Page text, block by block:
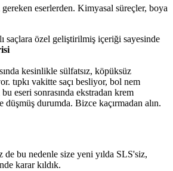
eserlerden. Kimyasal süreçler, boya
saçlara özel geliştirilmiş içeriği sayesinde
kesinlikle sülfatsız, köpüksüz
tıpkı vakitte saçı besliyor, bol nem
eseri sonrasında ekstradan krem
durumda. Bizce kaçırmadan alın.
bu nedenle size yeni yılda SLS'siz,
karar kıldık.